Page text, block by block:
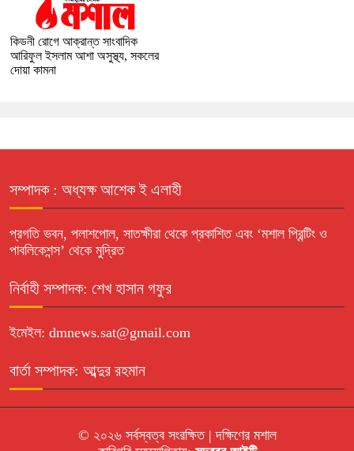
কিডনী রোগে আক্রান্ত সাংবাদিক
আরিফুল ইসলাম আশা অসুস্থ্য, সকলের
দোয়া কামনা
সম্পাদক : অধ্যক্ষ আশেক ই এলাহী
প্রগতি ভবন, পলাশপোল, সাতক্ষীরা থেকে প্রকাশিত এবং ‘মশাল প্রিন্টিং ও
পাবলিকেশন্স’ থেকে মুদ্রিত
নির্বাহী সম্পাদক: শেখ হাসান গফুর
ইমেইল: dmnews.sat@gmail.com
বার্তা সম্পাদক: আব্দুর রহমান
© ২০২৬ সর্বস্বত্ব সংরক্ষিত | দক্ষিণের মশাল